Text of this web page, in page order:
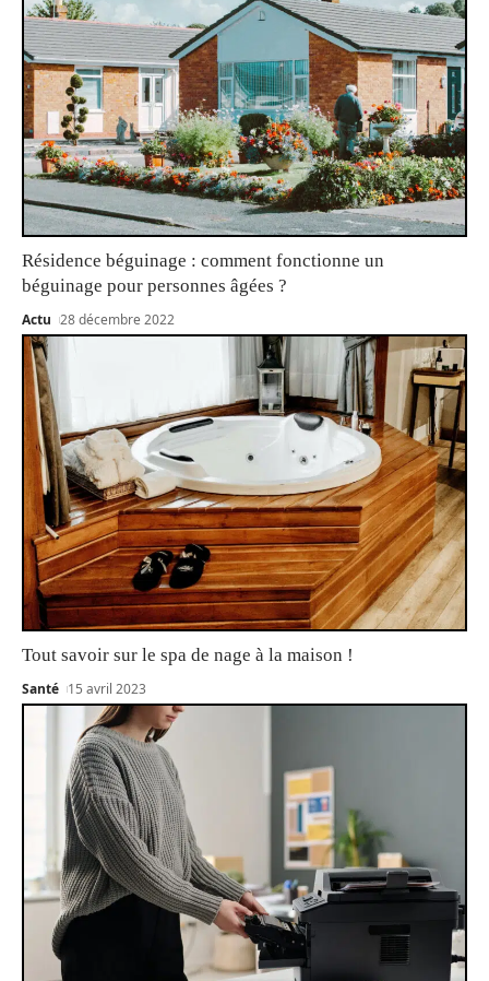
Résidence béguinage : comment fonctionne un
béguinage pour personnes âgées ?
Actu 28 décembre 2022
Tout savoir sur le spa de nage à la maison !
Santé 15 avril 2023